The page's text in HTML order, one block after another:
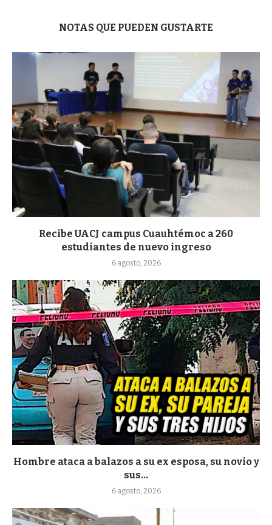
NOTAS QUE PUEDEN GUSTARTE
Recibe UACJ campus Cuauhtémoc a 260
estudiantes de nuevo ingreso
6 agosto, 2026
Hombre ataca a balazos a su ex esposa, su novio y
sus...
6 agosto, 2026